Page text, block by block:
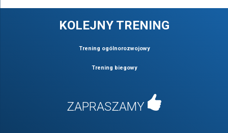
KOLEJNY TRENING
Trening ogólnorozwojowy
Trening biegowy
ZAPRASZAMY